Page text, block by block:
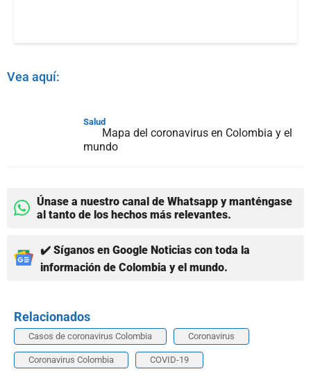
Vea aquí:
Salud
Mapa del coronavirus en Colombia y el
mundo
Únase a nuestro canal de Whatsapp y manténgase
al tanto de los hechos más relevantes.
✔️ Síganos en Google Noticias con toda la
información de Colombia y el mundo.
Relacionados
Casos de coronavirus Colombia Coronavirus
Coronavirus Colombia COVID-19